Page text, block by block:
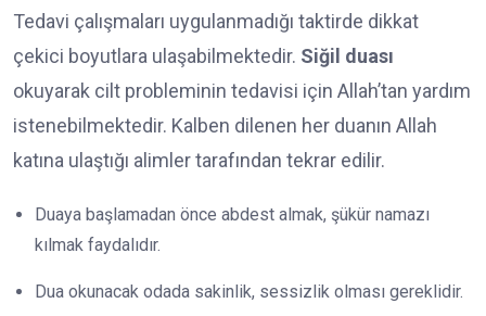
Tedavi çalışmaları uygulanmadığı taktirde dikkat
çekici boyutlara ulaşabilmektedir. Siğil duası
okuyarak cilt probleminin tedavisi için Allah’tan yardım
istenebilmektedir. Kalben dilenen her duanın Allah
katına ulaştığı alimler tarafından tekrar edilir.
Duaya başlamadan önce abdest almak, şükür namazı
kılmak faydalıdır.
Dua okunacak odada sakinlik, sessizlik olması gereklidir.